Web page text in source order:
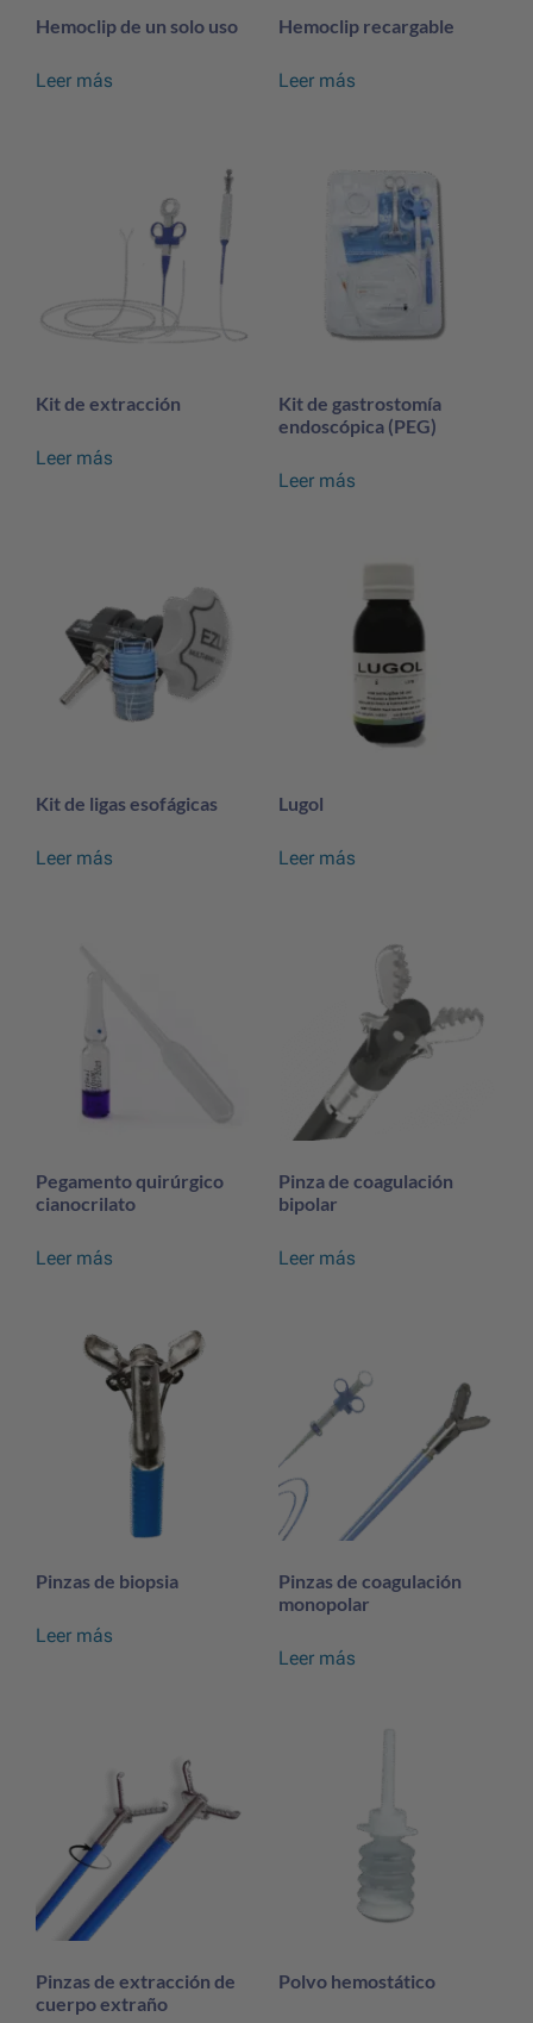
Hemoclip de un solo uso
Leer más
Hemoclip recargable
Leer más
Kit de extracción
Leer más
Kit de gastrostomía
endoscópica (PEG)
Leer más
Kit de ligas esofágicas
Leer más
Lugol
Leer más
Pegamento quirúrgico
cianocrilato
Leer más
Pinza de coagulación
bipolar
Leer más
Pinzas de biopsia
Leer más
Pinzas de coagulación
monopolar
Leer más
Pinzas de extracción de
cuerpo extraño
Polvo hemostático